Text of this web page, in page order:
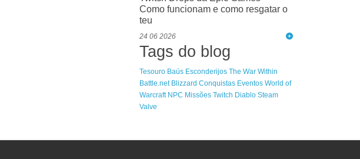
Como funcionam e como resgatar o
teu
24 06 2026
Tags do blog
Tesouro Baús Esconderijos The War Within
Battle.net Blizzard Conquistas Eventos World of
Warcraft NPC Missões Twitch Diablo Steam
Valve